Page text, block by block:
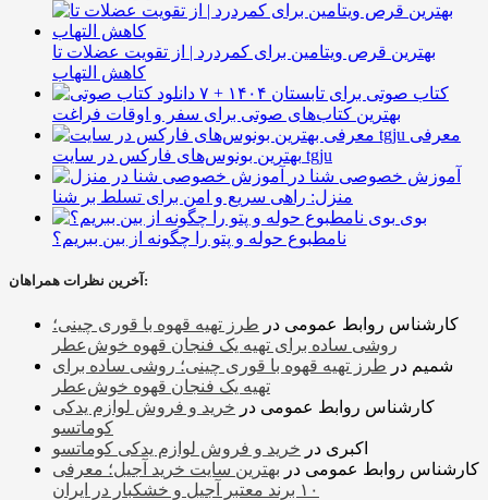
بهترین قرص ویتامین برای کمردرد | از تقویت عضلات تا
کاهش التهاب
۷ کتاب صوتی برای تابستان ۱۴۰۴ +
بهترین کتاب‌های صوتی برای سفر و اوقات فراغت
معرفی
بهترین بونوس‌های فارکس در سایت tgju
آموزش خصوصی شنا در
منزل: راهی سریع و امن برای تسلط بر شنا
بوی
نامطبوع حوله و پتو را چگونه از بین ببریم؟
آخرین نظرات همراهان:
کارشناس روابط عمومی در طرز تهیه قهوه با قوری چینی؛
روشی ساده برای تهیه یک فنجان قهوه خوش‌عطر
شمیم در طرز تهیه قهوه با قوری چینی؛ روشی ساده برای
تهیه یک فنجان قهوه خوش‌عطر
کارشناس روابط عمومی در خرید و فروش لوازم یدکی
کوماتسو
اکبری در خرید و فروش لوازم یدکی کوماتسو
کارشناس روابط عمومی در بهترین سایت خرید آجیل؛ معرفی
۱۰ برند معتبر آجیل و خشکبار در ایران